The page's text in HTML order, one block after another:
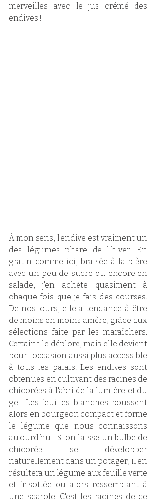
merveilles avec le jus crémé des
endives !
À mon sens, l'endive est vraiment un
des légumes phare de l'hiver. En
gratin comme ici, braisée à la bière
avec un peu de sucre ou encore en
salade, j'en achète quasiment à
chaque fois que je fais des courses.
De nos jours, elle a tendance à être
de moins en moins amère, grâce aux
sélections faite par les maraîchers.
Certains le déplore, mais elle devient
pour l'occasion aussi plus accessible
à tous les palais. Les endives sont
obtenues en cultivant des racines de
chicorées à l'abri de la lumière et du
gel. Les feuilles blanches poussent
alors en bourgeon compact et forme
le légume que nous connaissons
aujourd'hui. Si on laisse un bulbe de
chicorée se développer
naturellement dans un potager, il en
résultera un légume aux feuille verte
et frisottée ou alors ressemblant à
une scarole. C'est les racines de ce